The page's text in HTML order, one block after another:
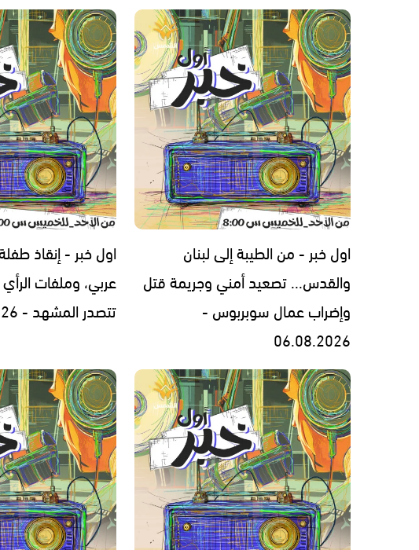
اول خبر - من الطيبة إلى لبنان
والقدس... تصعيد أمني وجريمة قتل
وإضراب عمال سوبربوس -
06.08.2026
اول خبر - إنقاذ
عربي، وملفات الرأي
تتصدر المشهد - 05.08.2026